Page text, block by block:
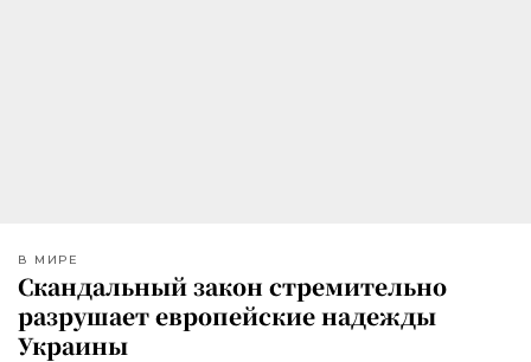
В МИРЕ
Скандальный закон стремительно
разрушает европейские надежды
Украины